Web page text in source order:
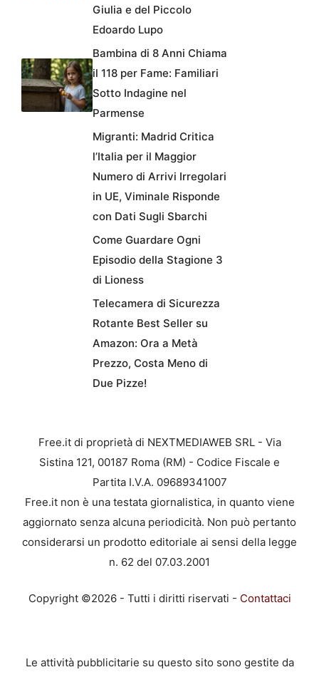
Giulia e del Piccolo
Edoardo Lupo
Bambina di 8 Anni Chiama
il 118 per Fame: Familiari
Sotto Indagine nel
Parmense
Migranti: Madrid Critica
l’Italia per il Maggior
Numero di Arrivi Irregolari
in UE, Viminale Risponde
con Dati Sugli Sbarchi
Come Guardare Ogni
Episodio della Stagione 3
di Lioness
Telecamera di Sicurezza
Rotante Best Seller su
Amazon: Ora a Metà
Prezzo, Costa Meno di
Due Pizze!
Free.it di proprietà di NEXTMEDIAWEB SRL - Via
Sistina 121, 00187 Roma (RM) - Codice Fiscale e
Partita I.V.A. 09689341007
Free.it non è una testata giornalistica, in quanto viene
aggiornato senza alcuna periodicità. Non può pertanto
considerarsi un prodotto editoriale ai sensi della legge
n. 62 del 07.03.2001
Copyright ©2026 - Tutti i diritti riservati - Contattaci
Le attività pubblicitarie su questo sito sono gestite da